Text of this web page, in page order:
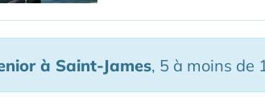
à Saint-James, 5 à moins de